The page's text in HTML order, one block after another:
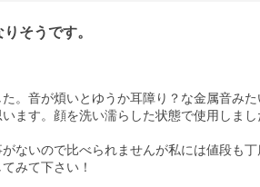
そうです。
。音が煩いとゆうか耳障り？な金属音み
ます。顔を洗い濡らした状態で使用しま
ないので比べられませんが私には値段も
みて下さい！